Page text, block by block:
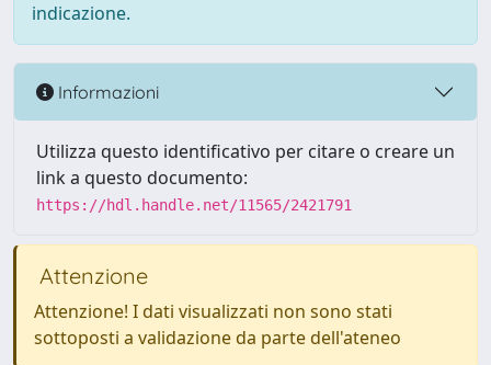
indicazione.
Informazioni
Utilizza questo identificativo per citare o creare un
link a questo documento:
https://hdl.handle.net/11565/2421791
Attenzione
Attenzione! I dati visualizzati non sono stati
sottoposti a validazione da parte dell'ateneo